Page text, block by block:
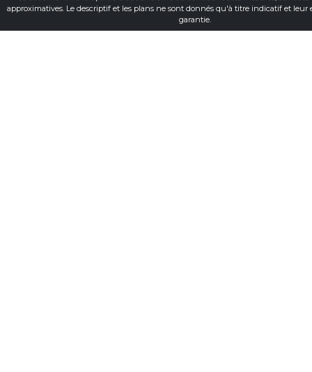
approximatives. Le descriptif et les plans ne sont donnés qu'à titre indicatif et leur
garantie.